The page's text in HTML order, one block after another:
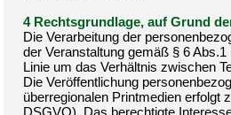
4 Rechtsgrundlage, auf Grund
Die Verarbeitung der
der Veranstaltung gemäß § 6
Linie um das Verhältnis zwischen
Die Veröffentlichung
überregionalen Printmedien erfolgt
DSGVO). Das berechtigte